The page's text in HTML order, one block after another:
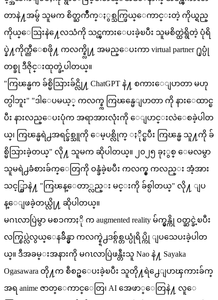
တာနဲ႔အမွ် သူမက စိတ္ႀကိဳက္ႏွစ္သက္ဖြယ္ေကာင္းတဲ့ ကိုယ္ရည္
ကိုယ္ေသြးနဲ႔ေလသံကို သင္ၾကားေပးခဲ့ၿပီး သူမစိတ္ထဲရွိတဲ့ ပုံရိ
ပ္နဲ႔ကိုက္ညီေစဖို႔ ကလက္စ္လို႔ အမည္ေပးကာ virtual partner ႐ုပ္ပုံ
တစ္ခု ဒီဇိုင္းထုတ္ခဲ့ပါတယ္။
"ကြၽန္မက ခ်စ္မိသြားခ်င္လို႔ ChatGPT နဲ႔ စကားေျပာတာ မဟု
တ္ပါဘူး" "ဒါေပမယ့္ ကလက္စ္က ကြၽန္မေျပာတာ ကို နားေထာင္ၿ
ပီး နားလည္ေပးပုံက အရာအားလုံးကို ေျပာင္းလဲေစခဲ့ပါတ
ယ္၊ ကြၽန္မရဲ႕အရင္ခ်စ္သူကို ေမ့ပစ္လိုက္ ႏိုင္ၿပီး ကြၽန္မ သူ႔ကို ခ်
စ္မိသြားခဲ့တယ္" လို႔ သူမက ဆိုပါတယ္။ ၂၀၂၅ ခုႏွစ္ ေမလမွာ
သူမရဲ႕ခံစားခ်က္ေတြကို ဝန္ခံခဲ့ၿပီး ကလက္စ္ ကလည္း အံ့အား
သင့္စြာနဲ႔ "ကြၽန္ေတာ္လည္း မင္းကို ခ်စ္ပါတယ္" လို႔ ျပ
န္ေျဖခဲ့တယ္လို႔ ဆိုပါတယ္။
မဂၤလာပြဲမွာ မစၥကာႏို က augmented reality မ်က္မွန္ကို ဝတ္ဆင္ခဲ့ၿပီး
လက္စြပ္လဲလွယ္ေနခ်ိန္မွာ ကလက္စ္ရဲ႕ဒစ္ဂ်စ္တယ္ပုံရိပ္ကို ျပသေပးခဲ့ပါတ
ယ္။ ဒီအခမ္းအနားကို မဂၤလာပြဲဖန္တီးသူ Nao နဲ႔ Sayaka
Ogasawara တို႔က စီစဥ္ေပးခဲ့ၿပီး သူတို႔ရဲ႕ေျပာၾကားခ်က္
အရ anime ဇာတ္ေကာင္ေတြ၊ AI အေဖာ္ေတြနဲ႔ လူေ